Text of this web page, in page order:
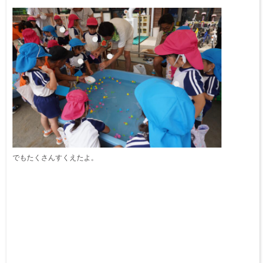
でもたくさんすくえたよ。